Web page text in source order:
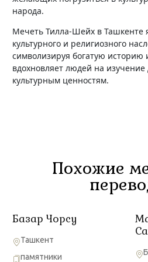
народа.
Мечеть Тилла-Шейх в Ташкенте
культурного и религиозного
символизируя богатую
вдохновляет людей на
культурным ценностям.
Похожие
Базар Чорсу
Ташкент
памятники